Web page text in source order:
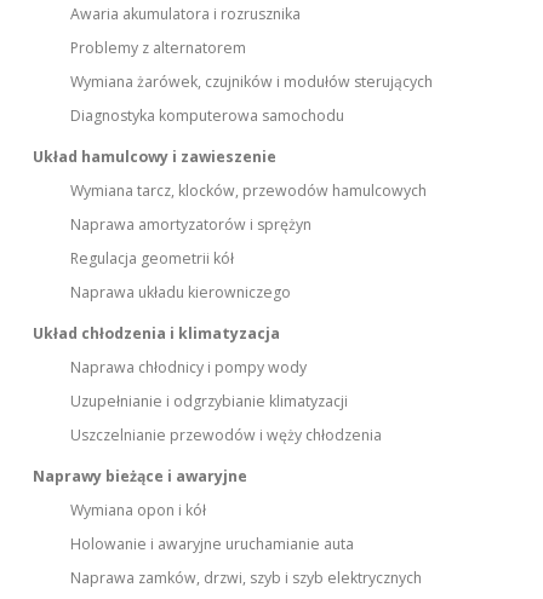
Awaria akumulatora i rozrusznika
Problemy z alternatorem
Wymiana żarówek, czujników i modułów sterujących
Diagnostyka komputerowa samochodu
Układ hamulcowy i zawieszenie
Wymiana tarcz, klocków, przewodów hamulcowych
Naprawa amortyzatorów i sprężyn
Regulacja geometrii kół
Naprawa układu kierowniczego
Układ chłodzenia i klimatyzacja
Naprawa chłodnicy i pompy wody
Uzupełnianie i odgrzybianie klimatyzacji
Uszczelnianie przewodów i węży chłodzenia
Naprawy bieżące i awaryjne
Wymiana opon i kół
Holowanie i awaryjne uruchamianie auta
Naprawa zamków, drzwi, szyb i szyb elektrycznych